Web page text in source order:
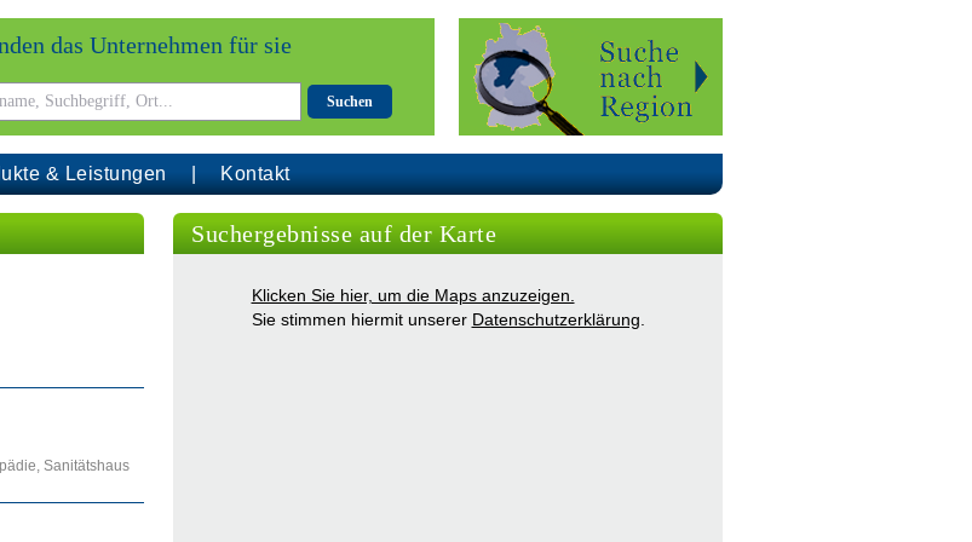
das Unternehmen für sie
Suchen
& Leistungen Kontakt
Sanitätshaus
Suchergebnisse auf der Karte
Klicken Sie hier, um die Maps anzuzeigen.
Sie stimmen hiermit unserer Datenschutzerklärung